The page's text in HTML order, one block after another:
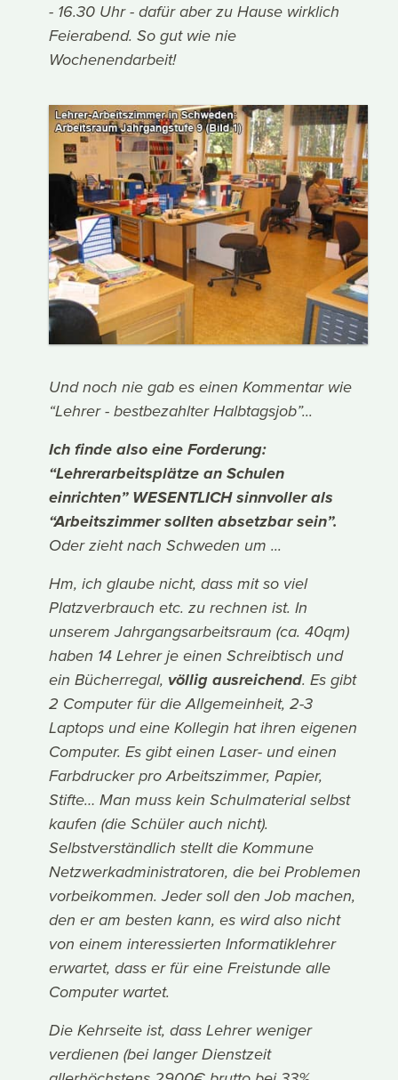
- 16.30 Uhr - dafür aber zu Hause wirklich
Feierabend. So gut wie nie
Wochenendarbeit!
Und noch nie gab es einen Kommentar wie
“Lehrer - bestbezahlter Halbtagsjob”...
Ich finde also eine Forderung:
“Lehrerarbeitsplätze an Schulen
einrichten” WESENTLICH sinnvoller als
“Arbeitszimmer sollten absetzbar sein”.
Oder zieht nach Schweden um ...
Hm, ich glaube nicht, dass mit so viel
Platzverbrauch etc. zu rechnen ist. In
unserem Jahrgangsarbeitsraum (ca. 40qm)
haben 14 Lehrer je einen Schreibtisch und
ein Bücherregal, völlig ausreichend. Es gibt
2 Computer für die Allgemeinheit, 2-3
Laptops und eine Kollegin hat ihren eigenen
Computer. Es gibt einen Laser- und einen
Farbdrucker pro Arbeitszimmer, Papier,
Stifte… Man muss kein Schulmaterial selbst
kaufen (die Schüler auch nicht).
Selbstverständlich stellt die Kommune
Netzwerkadministratoren, die bei Problemen
vorbeikommen. Jeder soll den Job machen,
den er am besten kann, es wird also nicht
von einem interessierten Informatiklehrer
erwartet, dass er für eine Freistunde alle
Computer wartet.
Die Kehrseite ist, dass Lehrer weniger
verdienen (bei langer Dienstzeit